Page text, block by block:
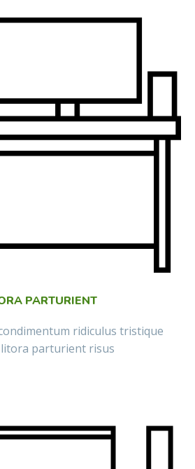
PARTURIENT
ridiculus tristique
parturient risus